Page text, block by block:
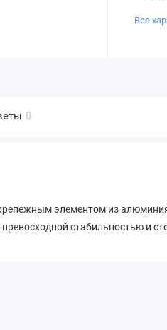
Все
0
элементом из
стабильностью и